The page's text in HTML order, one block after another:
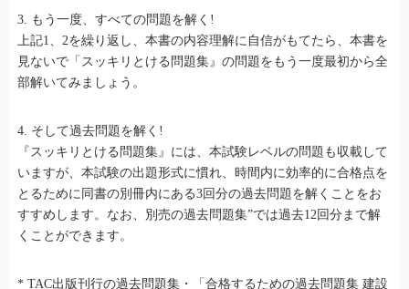
3. もう一度、すべての問題を解く!
上記1、2を繰り返し、本書の内容理解に自信がもてたら、本書を
見ないで「スッキリとける問題集』の問題をもう一度最初から全
部解いてみましょう。
4. そして過去問題を解く!
『スッキリとける問題集』には、本試験レベルの問題も収載して
いますが、本試験の出題形式に慣れ、時間内に効率的に合格点を
とるために同書の別冊内にある3回分の過去問題を解くことをお
すすめします。なお、別売の過去問題集”では過去12回分まで解
くことができます。
* TAC出版刊行の過去問題集・「合格するための過去問題集 建設